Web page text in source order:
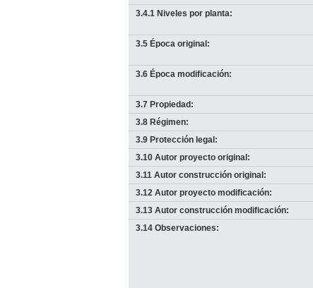
Anterior Pausa Siguiente
3.4.1 Niveles por planta:
3.5 Época original:
3.6 Época modificación:
3.7 Propiedad:
3.8 Régimen:
3.9 Protección legal:
3.10 Autor proyecto original:
3.11 Autor construcción original:
3.12 Autor proyecto modificación:
3.13 Autor construcción modificación:
3.14 Observaciones: